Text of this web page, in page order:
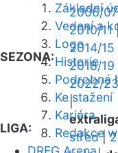
Základní
Vedení a
Logo
Historie
Podrobná
Ke stažení
Kariéra
Redakce
SEZONA:
2006/07
2010/11
2014/15
2018/19
2022/23
|
LIGA:
střed|